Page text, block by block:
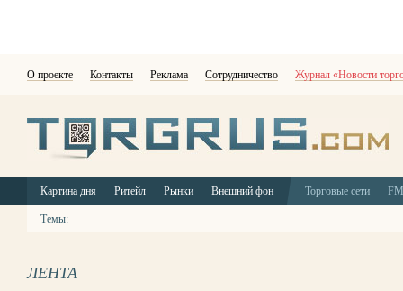
О проекте Контакты Реклама Сотрудничество Журнал «Новости
Картина дня Ритейл Рынки Внешний фон Торговые сети
Темы:
ЛЕНТА